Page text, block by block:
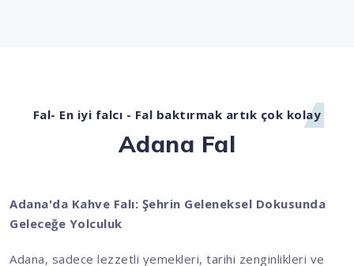
Fal- En iyi falcı - Fal baktırmak artık çok kolay
Adana Fal
Adana'da Kahve Falı: Şehrin Geleneksel Dokusunda
Geleceğe Yolculuk
Adana, sadece lezzetli yemekleri, tarihi zenginlikleri ve